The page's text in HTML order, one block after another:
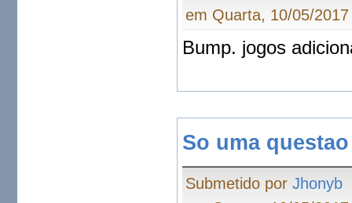
em Quarta, 10/05/
Bump. jogos
So uma
Submetido porJhonyb